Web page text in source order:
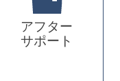
アフター
サポート